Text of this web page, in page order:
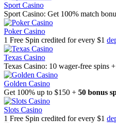
Sport Casino
Sport Casino: Get 100% match
Poker Casino
1 Free Spin credited for every $1
Texas Casino
Texas Casino: 10 wager-free spins
Golden Casino
Get 100% up to $150 + 50 bonus
Slots Casino
1 Free Spin credited for every $1